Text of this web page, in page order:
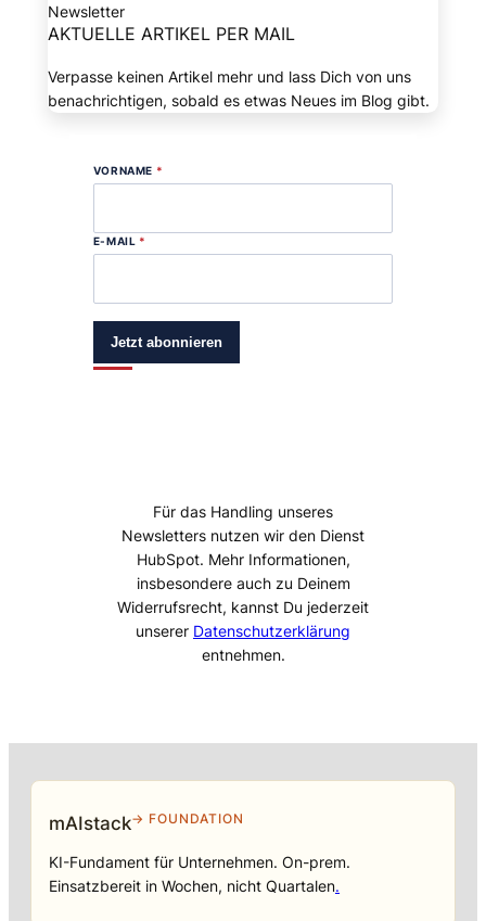
Newsletter
AKTUELLE ARTIKEL PER MAIL
Verpasse keinen Artikel mehr und lass Dich von uns
benachrichtigen, sobald es etwas Neues im Blog gibt.
VORNAME *
E-MAIL *
Jetzt abonnieren
Für das Handling unseres
Newsletters nutzen wir den Dienst
HubSpot. Mehr Informationen,
insbesondere auch zu Deinem
Widerrufsrecht, kannst Du jederzeit
unserer Datenschutzerklärung
entnehmen.
mAIstack→ FOUNDATION
KI-Fundament für Unternehmen. On-prem.
Einsatzbereit in Wochen, nicht Quartalen.